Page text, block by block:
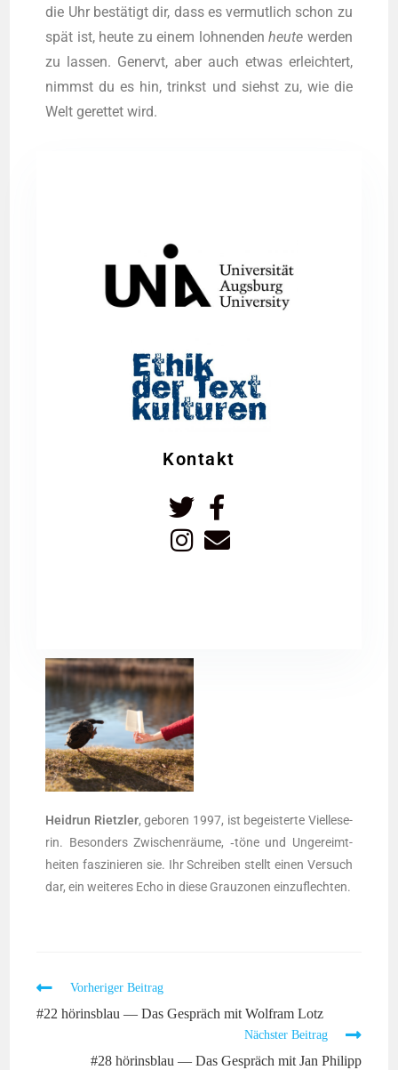
die Uhr bestä­tigt dir, dass es ver­mut­lich schon zu
spät ist, heu­te zu einem loh­nen­denheu­te wer­den
zu las­sen. Genervt, aber auch etwas erleich­tert,
nimmst du es hin, trinkst und siehst zu, wie die
Welt geret­tet wird.
Kontakt
Heid­run Rietz­ler, gebo­ren 1997, ist begeis­ter­te Viel­le­se­
rin. Beson­ders Zwi­schen­räu­me, ‑töne und Unge­reimt­
hei­ten fas­zi­nie­ren sie. Ihr Schrei­ben stellt einen Ver­such
dar, ein wei­te­res Echo in die­se Grau­zo­nen einzuflechten.
Vorheriger Beitrag
#22 hörinsblau — Das Gespräch mit Wolfram Lotz
Nächster Beitrag
#28 hörinsblau — Das Gespräch mit Jan Philipp